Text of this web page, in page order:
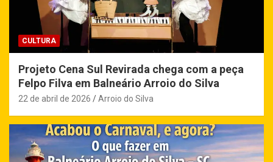
CULTURA
Projeto Cena Sul Revirada chega com a peça
Felpo Filva em Balneário Arroio do Silva
22 de abril de 2026 Arroio do Silva